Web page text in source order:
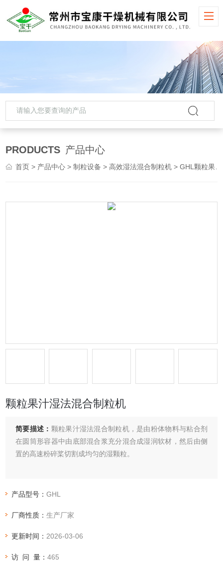
PRODUCTS 产品中心
首页 > 产品中心 >制粒设备 >高效湿法混合制粒机 > GHL颗粒果汁湿法混合制粒机
颗粒果汁湿法混合制粒机
简要描述： 颗粒果汁湿法混合制粒机，是由粉体物料与粘合剂
在圆筒形容器中由底部混合浆充分混合成湿润软材，然后由侧
置的高速粉碎桨切割成均匀的湿颗粒。
产品型号：GHL
厂商性质：生产厂家
更新时间： 2026-03-06
访 问 量：465